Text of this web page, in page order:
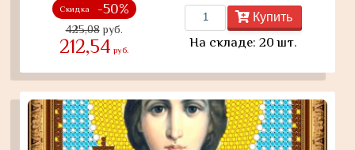
Скидка -50%
425,08руб.
212,54 руб.
Купить
На складе: 20 шт.